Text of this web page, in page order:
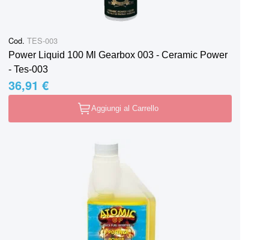
Cod. TES-003
Power Liquid 100 Ml Gearbox 003 - Ceramic Power
- Tes-003
36,91 €
Aggiungi al Carrello